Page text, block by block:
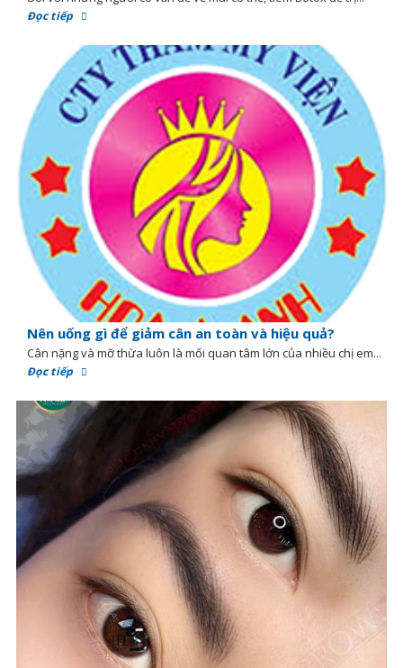
Đọc tiếp
Nên uống gì để giảm cân an toàn và hiệu quả?
Cân nặng và mỡ thừa luôn là mối quan tâm lớn của nhiều chị em...
Đọc tiếp